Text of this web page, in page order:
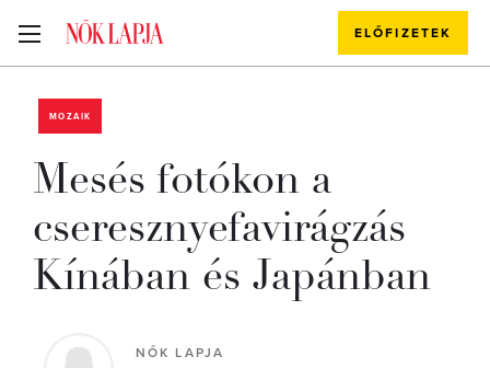
ELŐFIZETEK
MOZAIK
Mesés fotókon a
cseresznyefavirágzás
Kínában és Japánban
NŐK LAPJA